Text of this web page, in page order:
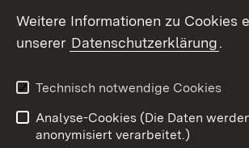
X / Twitter
Youtube
Impressum
Kontakt
Weitere Informationen zu Cookies
unserer Datenschutzerklärung.
Technisch notwendige Cookies
Analyse-Cookies (Die Daten
anonymisiert verarbeitet.)